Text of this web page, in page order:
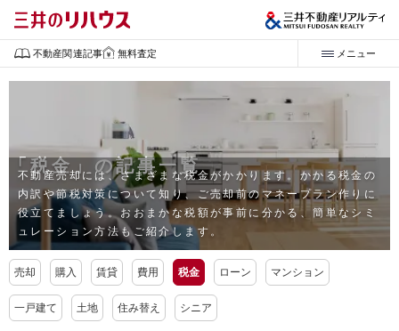
不動産関連記事 無料査定 メニュー
「税金」の記事一覧
不動産売却には、さまざまな税金がかかります。 かかる税金の
内訳や節税対策について知り、ご売却前のマネープラン作りに
役立てましょう。おおまかな税額が事前に分かる、簡単なシミ
ュレーション方法もご紹介します。
売却 購入 賃貸 費用 税金 ローン マンション
一戸建て 土地 住み替え シニア